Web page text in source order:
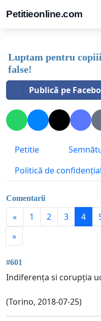
Petitieonline.com
Luptam pentru
false!
Publică pe
Petitie
Politică de
Comentarii
« 1 2 3 4
»
#601
Indiferența si corupția
(Torino, 2018-07-25)